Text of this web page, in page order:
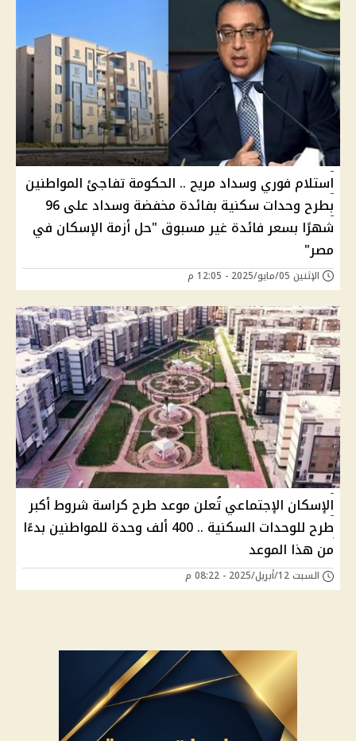
استلام فوري وسداد مريح .. الحكومة تفاجئ المواطنين
بطرح وحدات سكنية بفائدة مخفضة وسداد على 96
شهرًا بسعر فائدة غير مسبوق "حل أزمة الإسكان في
مصر"
الإثنين 05/مايو/2025 - 12:05 م
الإسكان الإجتماعي تُعلن موعد طرح كراسة شروط أكبر
طرح للوحدات السكنية .. 400 ألف وحدة للمواطنين بدءًا
من هذا الموعد
السبت 12/أبريل/2025 - 08:22 م